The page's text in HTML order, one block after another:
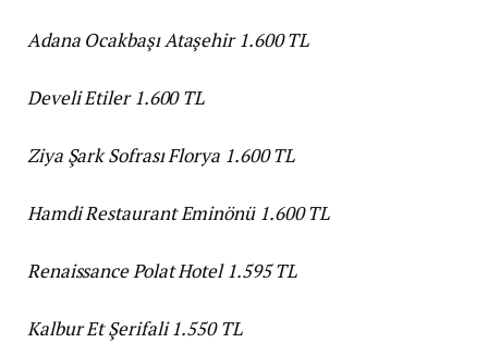
Adana Ocakbaşı Ataşehir 1.600 TL
Develi Etiler 1.600 TL
Ziya Şark Sofrası Florya 1.600 TL
Hamdi Restaurant Eminönü 1.600 TL
Renaissance Polat Hotel 1.595 TL
Kalbur Et Şerifali 1.550 TL